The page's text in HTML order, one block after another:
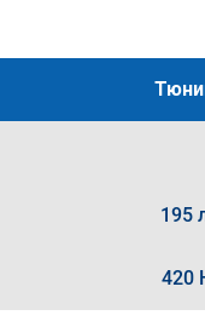
195
420